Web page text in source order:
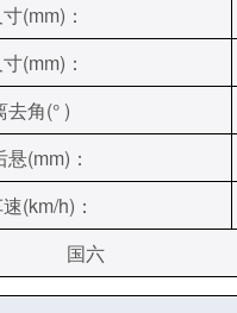
(mm)：
(mm)：
角(° )
(mm)：
(km/h)：
国六